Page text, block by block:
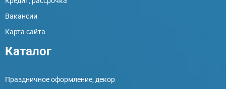
Вакансии
Карта сайта
Каталог
Праздничное оформление, декор